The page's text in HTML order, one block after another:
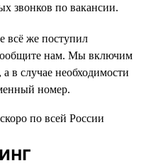
звонков по вакансии.
всё же поступил
нам. Мы включим
в случае необходимости
номер.